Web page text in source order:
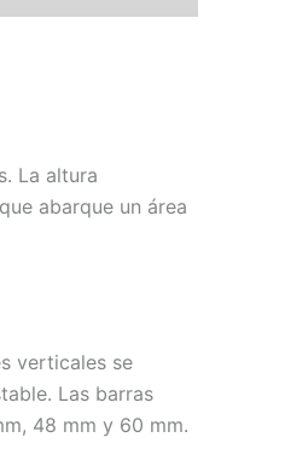
La altura
abarque un área
verticales se
Las barras
48 mm y 60 mm.